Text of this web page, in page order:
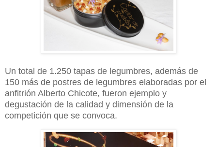
Un total de 1.250 tapas de legumbres, además de
150 más de postres de legumbres elaboradas por el
anfitrión Alberto Chicote, fueron ejemplo y
degustación de la calidad y dimensión de la
competición que se convoca.